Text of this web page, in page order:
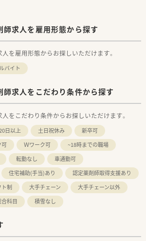
求人を雇用形態から探す
を雇用形態からお探しいただけます。
バイト
求人をこだわり条件から探す
をこだわり条件からお探しいただけます。
日以上 土日祝休み
新卒可
可 Ｗワーク可
~18時までの職場
転勤なし
車通勤可
住宅補助(手当)あり
認定薬剤師取得支援あり
ト制 大手チェーン
大手チェーン以外
合科目 積雪なし